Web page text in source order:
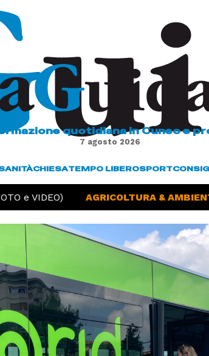
quotidiana in Cuneo e
7 agosto 2026
CHIESATEMPO LIBEROSPORT
e VIDEO) AGRICOLTURA &